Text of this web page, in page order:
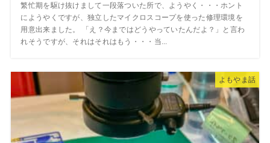
繁忙期を駆け抜けまして一段落ついた所で、ようやく・・・ホント
にようやくですが、独立したマイクロスコープを使った修理環境を
用意出来ました。 「え？今まではどうやっていたんだよ？」と言わ
れそうですが、それはそれはもう・・・当...
よもやま話